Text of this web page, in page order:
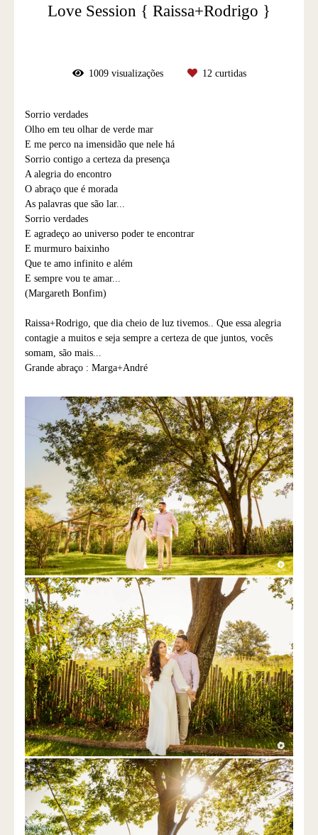
Love Session { Raissa+Rodrigo }
1009visualizações 12 curtidas
Sorrio verdades
Olho em teu olhar de verde mar
E me perco na imensidão que nele há
Sorrio contigo a certeza da presença
A alegria do encontro
O abraço que é morada
As palavras que são lar...
Sorrio verdades
E agradeço ao universo poder te encontrar
E murmuro baixinho
Que te amo infinito e além
E sempre vou te amar...
(Margareth Bonfim)
Raissa+Rodrigo, que dia cheio de luz tivemos.. Que essa alegria
contagie a muitos e seja sempre a certeza de que juntos, vocês
somam, são mais...
Grande abraço : Marga+André